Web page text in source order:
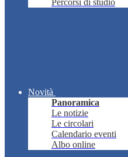
Percorsi di studio
Novità
Panoramica
Le notizie
Le circolari
Calendario eventi
Albo online